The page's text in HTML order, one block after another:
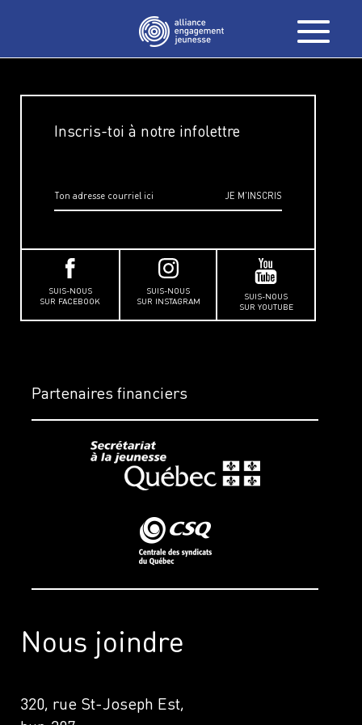
Inscris-toi à notre infolettre
SUIS-NOUS
SUR FACEBOOK
SUIS-NOUS
SUR INSTAGRAM
SUIS-NOUS
SUR YOUTUBE
Nous joindre
320, rue St-Joseph Est,
Partenaires financiers